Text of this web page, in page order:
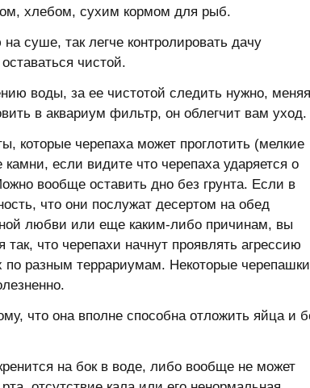
хлебом, сухим кормом для рыб.
суше, так легче контролировать дачу
чистой.
воды, за ее чистотой следить нужно, меняя
в аквариум фильтр, он облегчит вам уход.
которые черепаха может проглотить (мелкие
если видите что черепаха ударяется о
вообще оставить дно без грунта. Если в
что они послужат десертом на обед
любви или еще каким-либо причинам, вы
что черепахи начнут проявлять агрессию
по разным террариумам. Некоторые черепашки
что она вполне способна отложить яйца и
на бок в воде, либо вообще не может